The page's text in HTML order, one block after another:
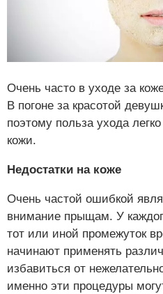
Очень часто в уходе за
В погоне за красотой
поэтому польза ухода
кожи.
Недостатки на коже
Очень частой ошибкой
внимание прыщам. У
тот или иной промежуток
начинают применять
избавиться от
именно эти процедуры